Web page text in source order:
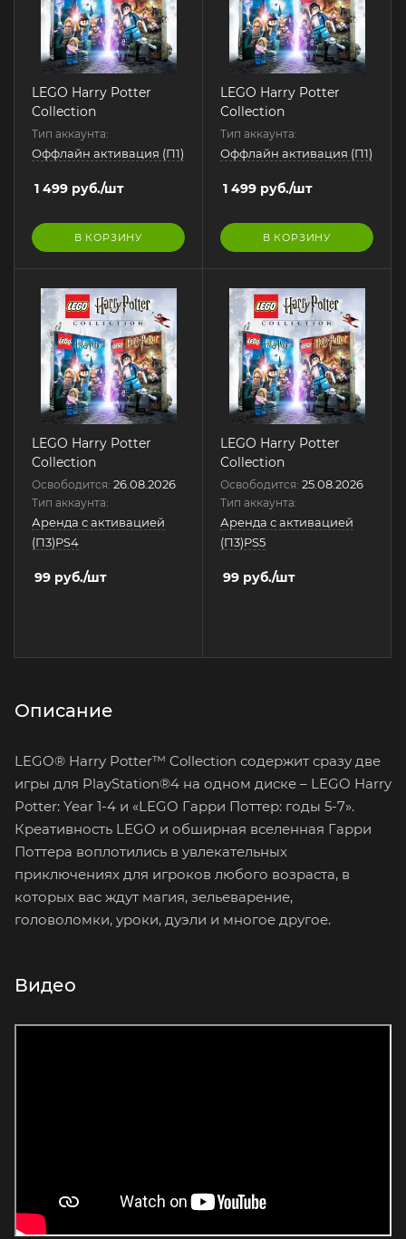
LEGO Harry Potter
Collection
Тип аккаунта:
Оффлайн активация (П1)
1 499 руб./шт
В КОРЗИНУ
LEGO Harry Potter
Collection
Тип аккаунта:
Оффлайн активация (П1)
1 499 руб./шт
В КОРЗИНУ
LEGO Harry Potter
Collection
Освободится: 26.08.2026
Тип аккаунта:
Аренда с активацией
(П3)PS4
99 руб./шт
LEGO Harry Potter
Collection
Освободится: 25.08.2026
Тип аккаунта:
Аренда с активацией
(П3)PS5
99 руб./шт
Описание
LEGO® Harry Potter™ Collection содержит сразу две
игры для PlayStation®4 на одном диске – LEGO Harry
Potter: Year 1-4 и «LEGO Гарри Поттер: годы 5-7».
Креативность LEGO и обширная вселенная Гарри
Поттера воплотились в увлекательных
приключениях для игроков любого возраста, в
которых вас ждут магия, зельеварение,
головоломки, уроки, дуэли и многое другое.
Видео